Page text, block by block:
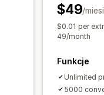
$49/
$0.01 per
49/month
Funkcje
Unlimited
5000